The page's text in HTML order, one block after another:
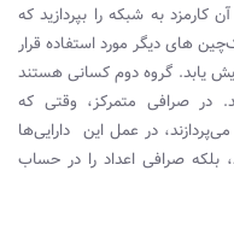
کارمزد به شبکه را بپردازید که
های دیگر مورد استفاده قرار
یابد. گروه دوم کسانی هستند
در صرافی متمرکز، وقتی که
در عمل این دارایی‌ها
بلکه صرافی اعداد را در حساب